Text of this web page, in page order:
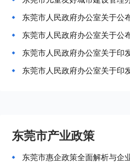
东莞市人民政府办公室关于印
东莞市人民政府办公室关于印
东莞市产业政策
东莞市惠企政策全面解析与企